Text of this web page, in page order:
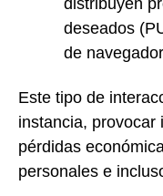
deseados
de
Este tipo de
instancia, provocar
pérdidas
personales e